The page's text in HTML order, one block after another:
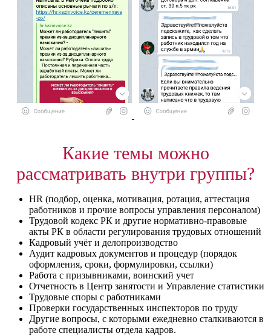
Какие темы можно
рассматривать внутри группы?
HR (подбор, оценка, мотивация, ротация, аттестация
работников и прочие вопросы управления персоналом)
Трудовой кодекс РК и другие нормативно-правовые
акты РК в области регулирования трудовых отношений
Кадровый учёт и делопроизводство
Аудит кадровых документов и процедур (порядок
оформления, сроки, формулировки, ссылки)
Работа с призывниками, воинский учет
Отчетность в Центр занятости и Управление статистики
Трудовые споры с работниками
Проверки государственных инспекторов по труду
Другие вопросы, с которыми ежедневно сталкиваются в
работе специалисты отдела кадров.